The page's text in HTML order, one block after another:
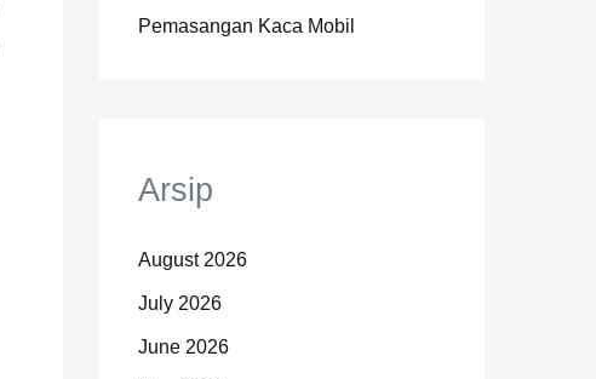
Pemasangan Kaca Mobil
Arsip
August 2026
July 2026
June 2026